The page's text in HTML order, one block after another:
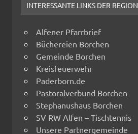
INTERESSANTE LINKS DER REGION
Alfener Pfarrbrief
Büchereien Borchen
Gemeinde Borchen
Kreisfeuerwehr
Paderborn.de
Pastoralverbund Borchen
Stephanushaus Borchen
SV RW Alfen – Tischtennis
Unsere Partnergemeinde